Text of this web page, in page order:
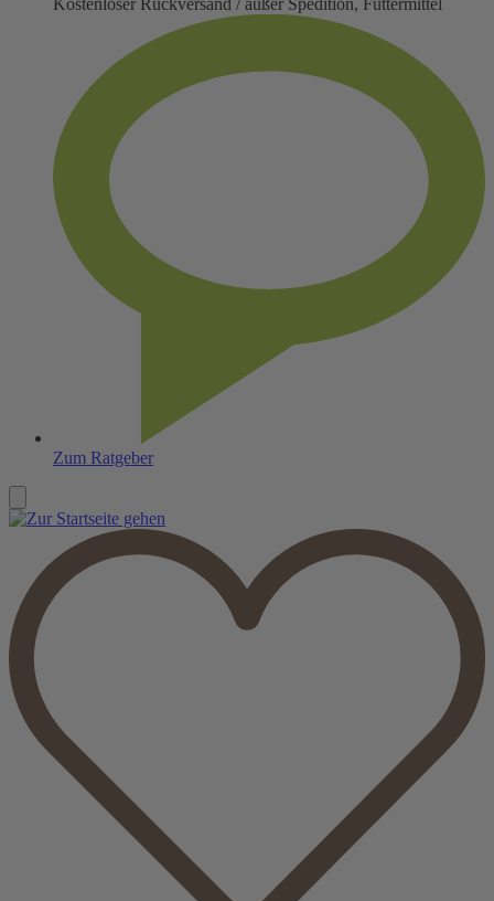
Kostenloser Rückversand / außer Spedition, Futtermittel
Zum Ratgeber